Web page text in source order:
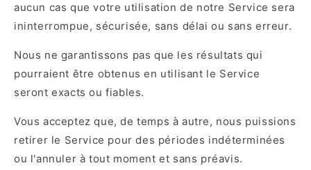
aucun cas que votre utilisation de notre Service sera
ininterrompue, sécurisée, sans délai ou sans erreur.
Nous ne garantissons pas que les résultats qui
pourraient être obtenus en utilisant le Service
seront exacts ou fiables.
Vous acceptez que, de temps à autre, nous puissions
retirer le Service pour des périodes indéterminées
ou l'annuler à tout moment et sans préavis.